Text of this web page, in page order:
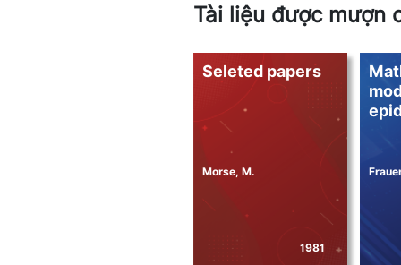
Tài liệu được mượn
Seleted papers
Morse, M.
1981